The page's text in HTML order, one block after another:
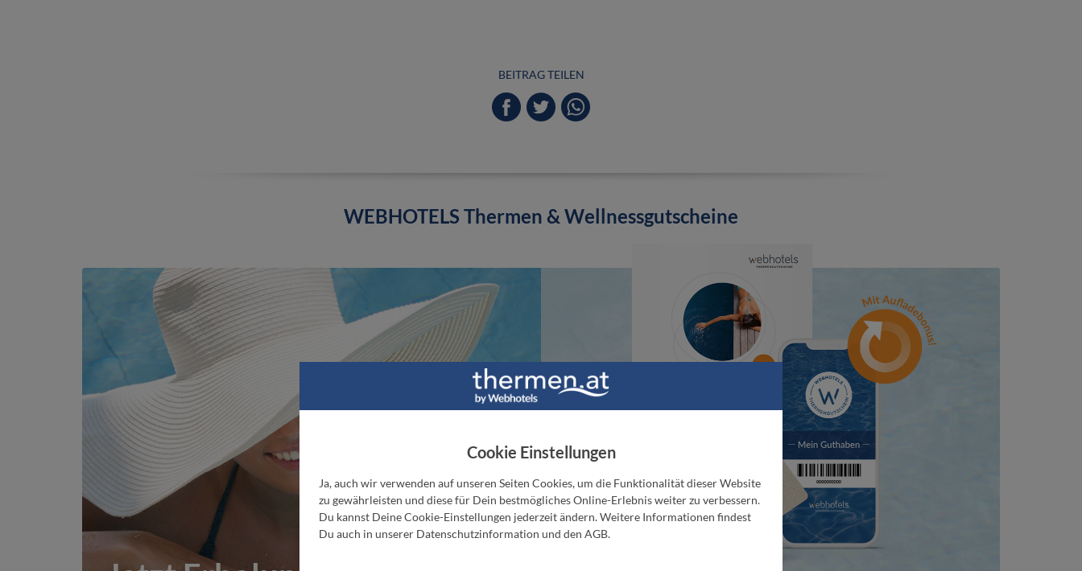
BEITRAG TEILEN
WEBHOTELS Thermen & Wellnessgutscheine
Cookie Einstellungen
Ja, auch wir verwenden auf unseren Seiten Cookies, um die Funktionalität dieser Website
zu gewährleisten und diese für Dein bestmögliches Online-Erlebnis weiter zu verbessern.
Du kannst Deine Cookie-Einstellungen jederzeit ändern. Weitere Informationen findest
Du auch in unserer Datenschutzinformation und den AGB.